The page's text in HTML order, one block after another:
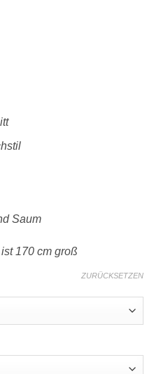
Saum
170 cm groß
ZURÜCKSETZEN